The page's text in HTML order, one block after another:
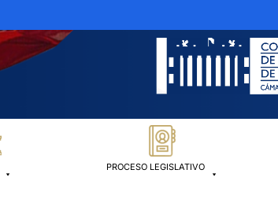
PROCESO LEGISLATIVO